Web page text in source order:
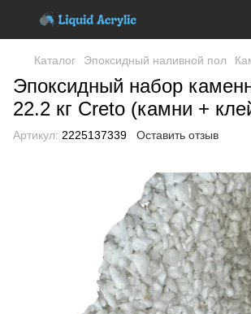
Каталог Эпоксидный наливной пол
Эпоксидный набор
22.2 кг Creto (камни +
Артикул: 2225137339 Оставить отзыв